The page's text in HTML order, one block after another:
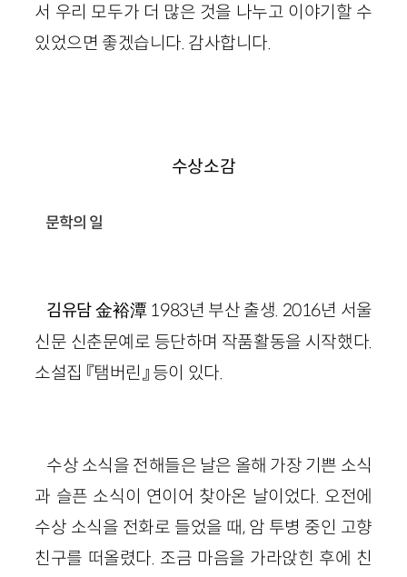
서 우리 모두가 더 많은 것을 나누고 이야기할 수
있었으면 좋겠습니다. 감사합니다.
수상소감
문학의 일
김유담金裕潭 1983년 부산 출생. 2016년 서울
신문 신춘문예로 등단하며 작품활동을 시작했다.
소설집 『탬버린』 등이 있다.
수상 소식을 전해들은 날은 올해 가장 기쁜 소식
과 슬픈 소식이 연이어 찾아온 날이었다. 오전에
수상 소식을 전화로 들었을 때, 암 투병 중인 고향
친구를 떠올렸다. 조금 마음을 가라앉힌 후에 친